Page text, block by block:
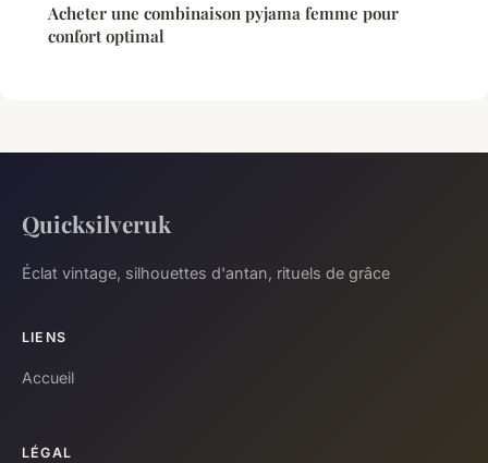
Acheter une combinaison pyjama femme pour
confort optimal
Quicksilveruk
Éclat vintage, silhouettes d'antan, rituels de grâce
LIENS
Accueil
LÉGAL